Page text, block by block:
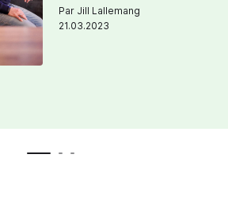
Par Jill Lallemang
21.03.2023